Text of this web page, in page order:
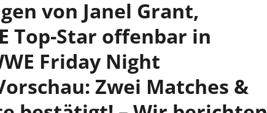
von Janel Grant,
Top-Star offenbar in
Friday Night
Zwei Matches &